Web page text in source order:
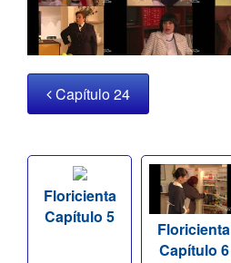
Capítulo 24
Floricienta
Capítulo 5
Floricienta
Capítulo 6